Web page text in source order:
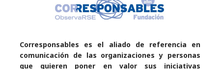
Corresponsables es el aliado de referencia en
comunicación de las organizaciones y personas
que quieren poner en valor sus iniciativas